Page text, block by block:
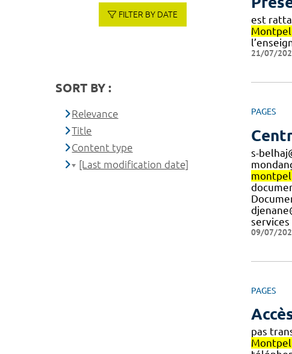
est
21/07/
PAGES
s-
09/07/
PAGES
pas
FILTER BY DATE
SORT BY :
Relevance
Title
Content type
[Last modification date]